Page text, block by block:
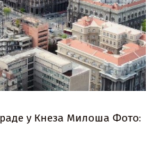
у Кнеза Милоша Фото: